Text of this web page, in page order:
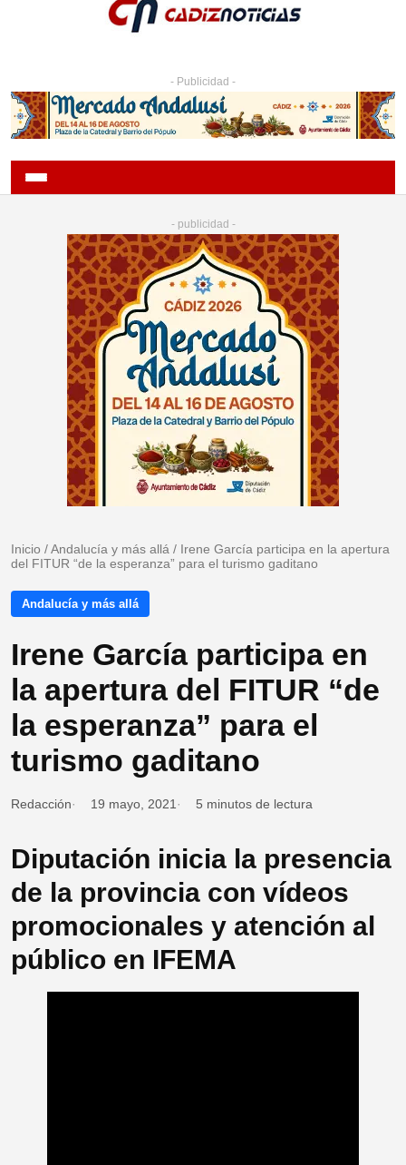
- Publicidad -
- publicidad -
Inicio /Andalucía y más allá / Irene García participa en la apertura
del FITUR “de la esperanza” para el turismo gaditano
Andalucía y más allá
Irene García participa en
la apertura del FITUR “de
la esperanza” para el
turismo gaditano
Redacción 19 mayo, 2021 5 minutos de lectura
Diputación inicia la presencia
de la provincia con vídeos
promocionales y atención al
público en IFEMA